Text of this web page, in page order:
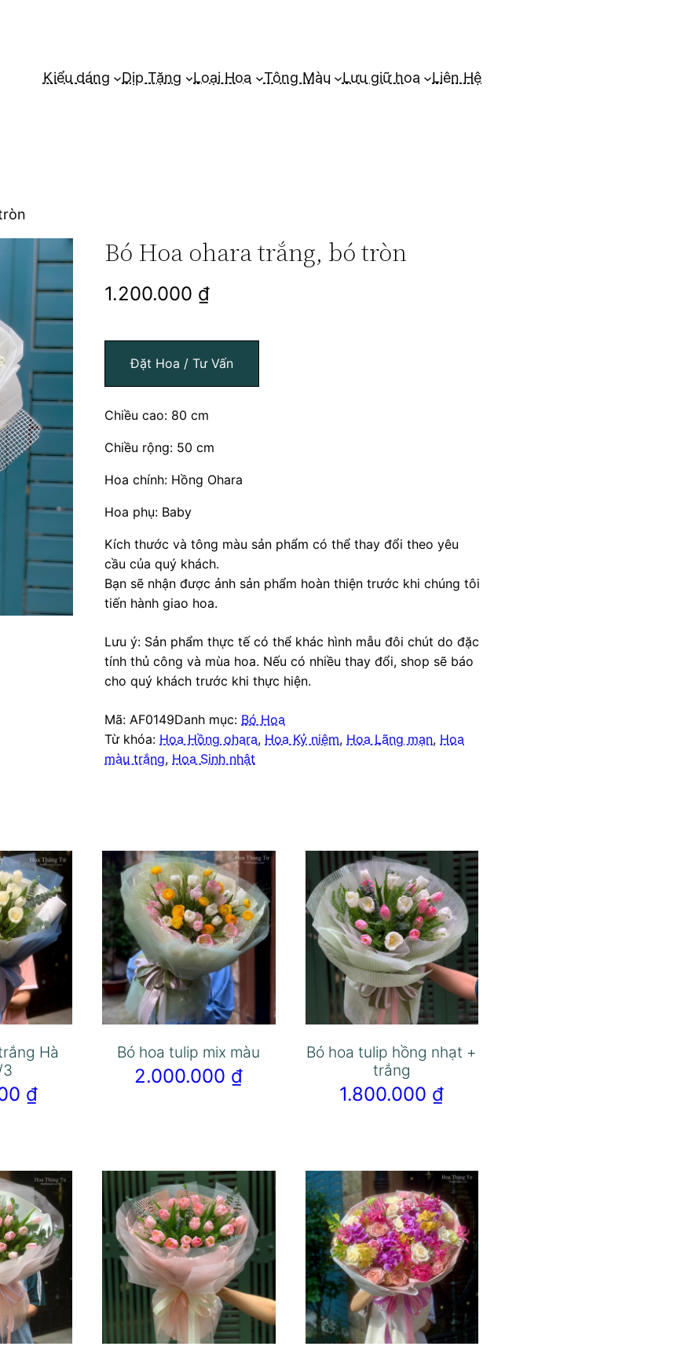
Kiểu dáng Dịp Tặng Loại Hoa Tông Màu Lưu giữ hoa Liên Hệ
Bó Hoa ohara trắng, bó tròn
1.200.000 ₫
Đặt Hoa / Tư Vấn
Chiều cao: 80 cm
Chiều rộng: 50 cm
Hoa chính: Hồng Ohara
Hoa phụ: Baby
Kích thước và tông màu sản phẩm có thể thay đổi theo yêu
cầu của quý khách.
Bạn sẽ nhận được ảnh sản phẩm hoàn thiện trước khi chúng tôi
tiến hành giao hoa.
Lưu ý: Sản phẩm thực tế có thể khác hình mẫu đôi chút do đặc
tính thủ công và mùa hoa. Nếu có nhiều thay đổi, shop sẽ báo
cho quý khách trước khi thực hiện.
Mã:AF0149Danh mục: Bó Hoa
Từ khóa: Hoa Hồng ohara, Hoa Kỷ niệm, Hoa Lãng mạn, Hoa
màu trắng, Hoa Sinh nhật
Hà
₫
Bó hoa tulip mix màu
2.000.000 ₫
Bó hoa tulip hồng nhạt +
trắng
1.800.000 ₫